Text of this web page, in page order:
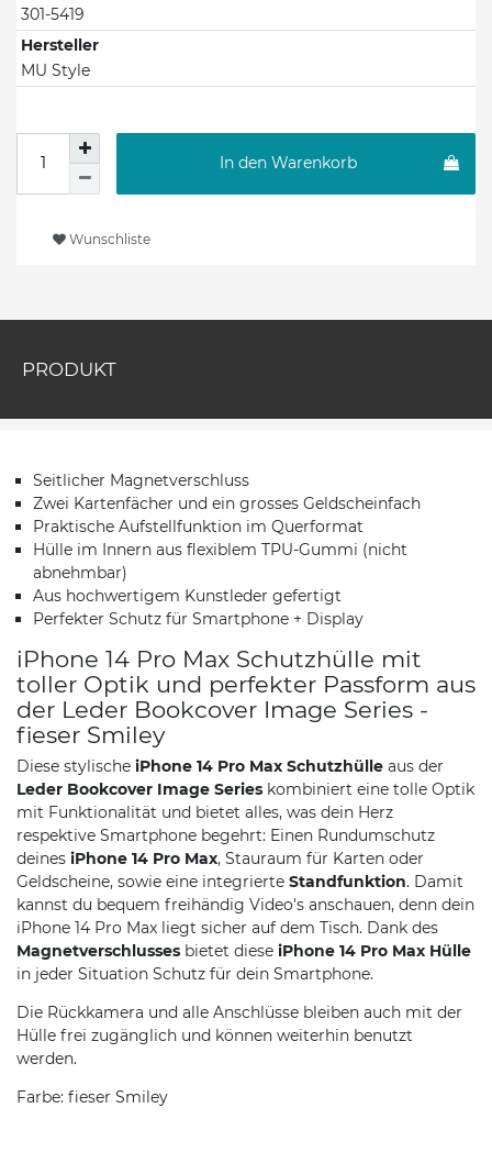
301-5419
Hersteller
MU Style
In den Warenkorb
Wunschliste
PRODUKT
Seitlicher Magnetverschluss
Zwei Kartenfächer und ein grosses Geldscheinfach
Praktische Aufstellfunktion im Querformat
Hülle im Innern aus flexiblem TPU-Gummi (nicht
abnehmbar)
Aus hochwertigem Kunstleder gefertigt
Perfekter Schutz für Smartphone + Display
iPhone 14 Pro Max Schutzhülle mit
toller Optik und perfekter Passform aus
der Leder Bookcover Image Series -
fieser Smiley
Diese stylische iPhone 14 Pro Max Schutzhülle aus der
Leder Bookcover Image Series kombiniert eine tolle Optik
mit Funktionalität und bietet alles, was dein Herz
respektive Smartphone begehrt: Einen Rundumschutz
deines iPhone 14 Pro Max, Stauraum für Karten oder
Geldscheine, sowie eine integrierte Standfunktion. Damit
kannst du bequem freihändig Video's anschauen, denn dein
iPhone 14 Pro Max liegt sicher auf dem Tisch. Dank des
Magnetverschlusses bietet diese iPhone 14 Pro Max Hülle
in jeder Situation Schutz für dein Smartphone.
Die Rückkamera und alle Anschlüsse bleiben auch mit der
Hülle frei zugänglich und können weiterhin benutzt
werden.
Farbe: fieser Smiley